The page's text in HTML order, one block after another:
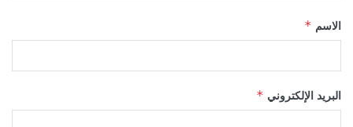
الاسم *
البريد الإلكتروني *